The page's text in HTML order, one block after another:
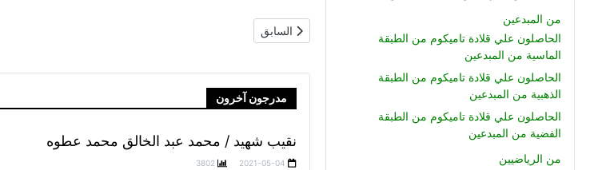
من المبدعين
الحاصلون علي قلادة تاميكوم من الطبقة
الماسية من المبدعين
الحاصلون علي قلادة تاميكوم من الطبقة
الذهبية من المبدعين
الحاصلون علي قلادة تاميكوم من الطبقة
الفضية من المبدعين
من الرياضيين
المقال السابق: نقيب شهيد / كريم سالم درويش
السابق
مدرجون آخرون
نقيب شهيد / محمد عبد الخالق محمد عطوه
2021-05-04
3802